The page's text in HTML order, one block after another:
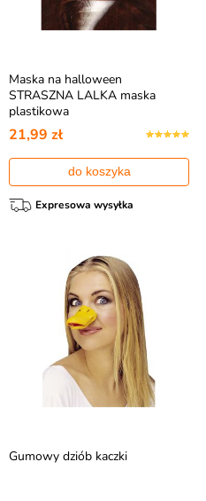
Maska na halloween
STRASZNA LALKA maska
plastikowa
21,99 zł
do koszyka
Expresowa wysyłka
Gumowy dziób kaczki